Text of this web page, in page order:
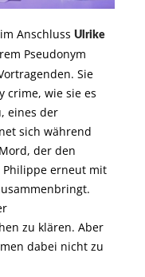
Anschluss Ulrike
Pseudonym
Sie
crime, wie sie es
eines der
sich während
der den
Philippe erneut mit
zu klären. Aber
dabei nicht zu